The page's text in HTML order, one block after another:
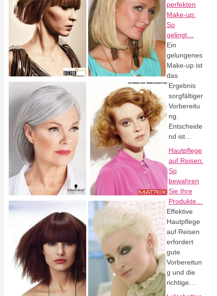
perfekten
Make-up:
So
gelingt…
Ein
gelungenes
Make-up ist
das
Ergebnis
sorgfältiger
Vorbereitu
ng.
Entscheide
nd ist…
Hautpflege
auf Reisen:
So
bewahren
Sie Ihre
Produkte…
Effektive
Hautpflege
auf Reisen
erfordert
gute
Vorbereitun
g und die
richtige…